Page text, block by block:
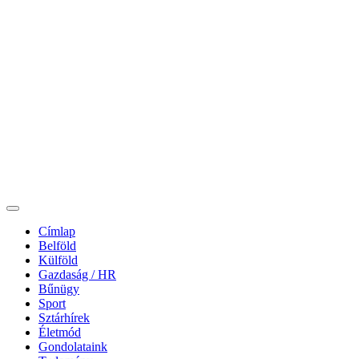
Címlap
Belföld
Külföld
Gazdaság / HR
Bűnügy
Sport
Sztárhírek
Életmód
Gondolataink